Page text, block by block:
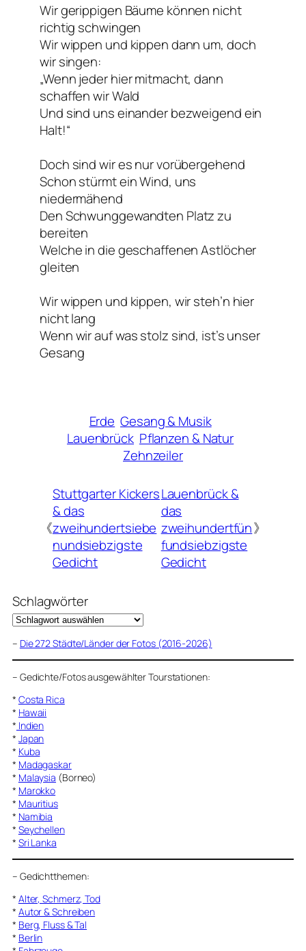
Wir gerippigen Bäume können nicht
richtig schwingen
Wir wippen und kippen dann um, doch
wir singen:
„Wenn jeder hier mitmacht, dann
schaffen wir Wald
Und sind uns einander bezweigend ein
Halt!“
Doch sind wir es nur vorübergehend
Schon stürmt ein Wind, uns
niedermähend
Den Schwunggewandten Platz zu
bereiten
Welche in die geschaffenen Astlöcher
gleiten
Wir wippen und kippen, wir steh’n hier
nicht lang
Wenn wir auf was stolz sind, ist’s unser
Gesang
Erde Gesang & Musik
Lauenbrück Pflanzen & Natur
Zehnzeiler
《
Stuttgarter Kickers
& das
zweihundertsiebe
nundsiebzigste
Gedicht
Lauenbrück &
das
zweihundertfün
fundsiebzigste
Gedicht
》
Schlagwörter
– Die 272 Städte/Länder der Fotos (2016-2026)
– Gedichte/Fotos ausgewählter Tourstationen:
* Costa Rica
* Hawaii
* Indien
* Japan
* Kuba
* Madagaskar
* Malaysia (Borneo)
* Marokko
* Mauritius
* Namibia
* Seychellen
* Sri Lanka
– Gedichtthemen:
* Alter, Schmerz, Tod
* Autor & Schreiben
* Berg, Fluss & Tal
* Berlin